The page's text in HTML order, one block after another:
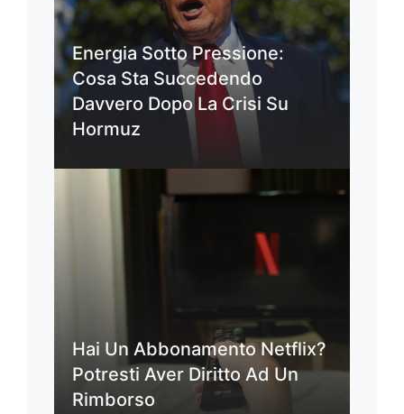
Energia Sotto Pressione:
Cosa Sta Succedendo
Davvero Dopo La Crisi Su
Hormuz
Hai Un Abbonamento Netflix?
Potresti Aver Diritto Ad Un
Rimborso